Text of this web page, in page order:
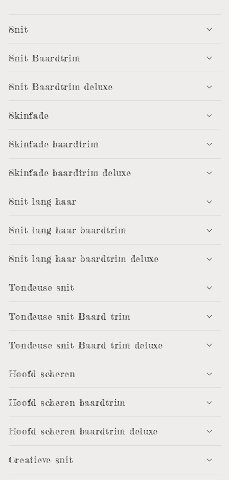
Snit
Snit Baardtrim
Snit Baardtrim deluxe
Skinfade
Skinfade baardtrim
Skinfade baardtrim deluxe
Snit lang haar
Snit lang haar baardtrim
Snit lang haar baardtrim deluxe
Tondeuse snit
Tondeuse snit Baard trim
Tondeuse snit Baard trim deluxe
Hoofd scheren
Hoofd scheren baardtrim
Hoofd scheren baardtrim deluxe
Creatieve snit